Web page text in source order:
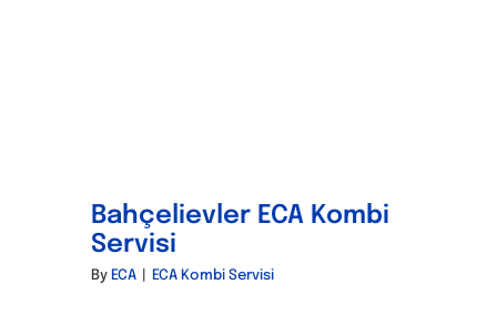
Bahçelievler ECA Kombi
Servisi
By ECA ECA Kombi Servisi